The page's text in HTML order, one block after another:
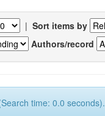
| Sort items by
Authors/record
time: 0.0 seconds).